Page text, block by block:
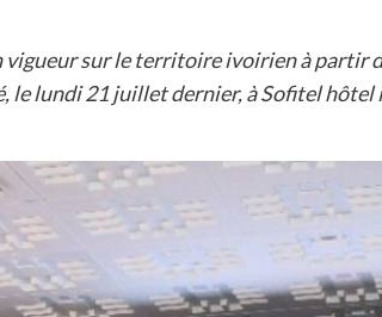
sur le territoire ivoirien à partir
lundi 21 juillet dernier, à Sofitel hôtel